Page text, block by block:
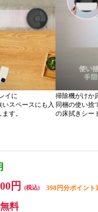
イに
スペースにも入
す。
掃除機がけか
同梱の使い捨
の床拭きシー
円 (税込) 398円分ポイント
料